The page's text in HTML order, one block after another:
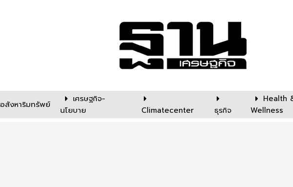
อสังหาริมทรัพย์
เศรษฐกิจ-
นโยบาย
Climatecenter ธุรกิจ
Health
Wellness